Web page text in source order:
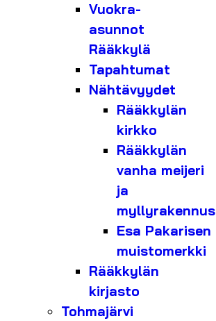
Vuokra-
asunnot
Rääkkylä
Tapahtumat
Nähtävyydet
Rääkkylän
kirkko
Rääkkylän
vanha meijeri
ja
myllyrakennus
Esa Pakarisen
muistomerkki
Rääkkylän
kirjasto
Tohmajärvi